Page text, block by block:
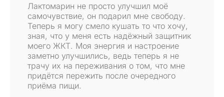
Лактомарин не просто улучшил моё
самочувствие, он подарил мне свободу.
Теперь я могу смело кушать то что хочу,
зная, что у меня есть надёжный защитник
моего ЖКТ. Моя энергия и настроение
заметно улучшились, ведь теперь я не
трачу их на переживания о том, что мне
придётся пережить после очередного
приёма пищи.